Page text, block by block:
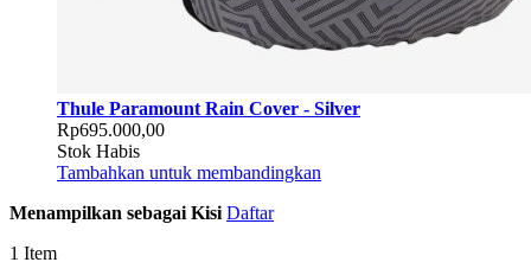
Thule Paramount Rain Cover - Silver
Rp695.000,00
Stok Habis
Tambahkan untuk membandingkan
Menampilkan sebagai Kisi Daftar
1 Item